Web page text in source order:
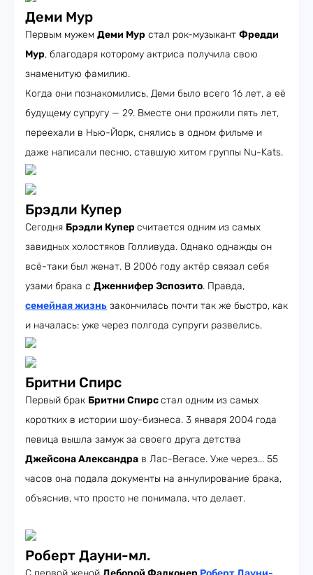
Деми Мур
Первым мужем Деми Мур стал рок-музыкант Фредди
Мур, благодаря которому актриса получила свою
знаменитую фамилию.
Когда они познакомились, Деми было всего 16 лет, а её
будущему супругу — 29. Вместе они прожили пять лет,
переехали в Нью-Йорк, снялись в одном фильме и
даже написали песню, ставшую хитом группы Nu-Kats.
Брэдли Купер
Сегодня Брэдли Куперсчитается одним из самых
завидных холостяков Голливуда. Однако однажды он
всё-таки был женат. В 2006 году актёр связал себя
узами брака с Дженнифер Эспозито. Правда,
семейная жизнь закончилась почти так же быстро, как
и началась: уже через полгода супруги развелись.
Бритни Спирс
Первый брак Бритни Спирсстал одним из самых
коротких в истории шоу-бизнеса. 3 января 2004 года
певица вышла замуж за своего друга детства
Джейсона Александра в Лас-Вегасе. Уже через... 55
часов она подала документы на аннулирование брака,
объяснив, что просто не понимала, что делает.
Роберт Дауни-мл.